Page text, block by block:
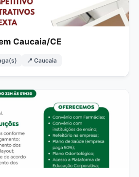
Caucaia/CE
📍 Caucaia